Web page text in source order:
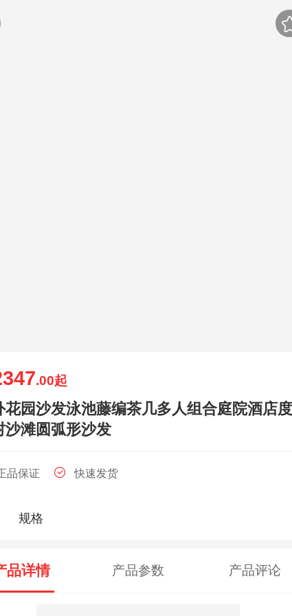
.00起
花园沙发泳池藤编茶几多人组合庭院酒店
沙滩圆弧形沙发
品保证 快速发货
规格
品详情 产品参数 产品评论